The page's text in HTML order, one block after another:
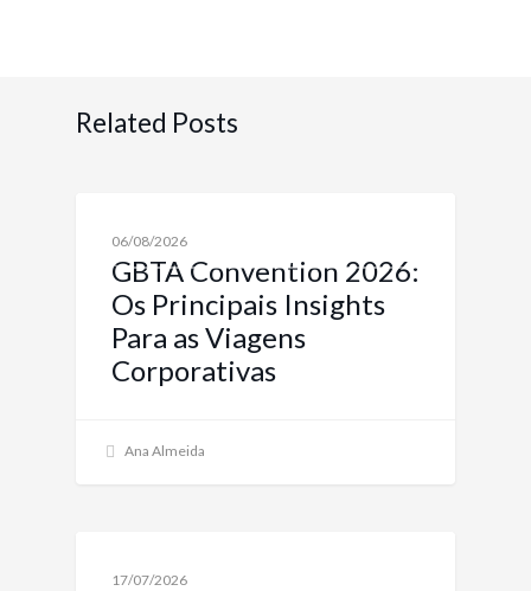
Related Posts
06/08/2026
GBTA Convention 2026:
Os Principais Insights
Para as Viagens
Corporativas
Ana Almeida
17/07/2026